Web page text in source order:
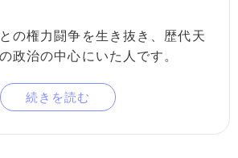
の権力闘争を生き抜き、歴代天
政治の中心にいた人です。
続きを読む